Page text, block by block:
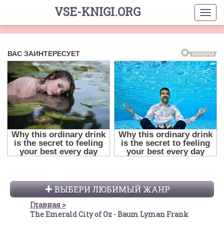
VSE-KNIGI.ORG
ВЫБЕРИ ЛЮБИМЫЙ ЖАНР
Главная
The Emerald City of Oz - Baum Lyman Frank